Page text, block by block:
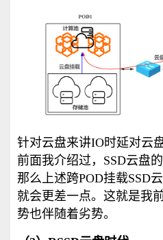
针对云盘来讲IO时延对云
前面我介绍过，SSD云盘
那么上述跨POD挂载SSD
就会更差一点。这就是我
势也伴随着劣势。